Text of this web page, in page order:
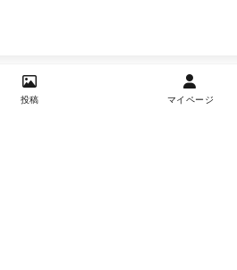
投稿 マイページ